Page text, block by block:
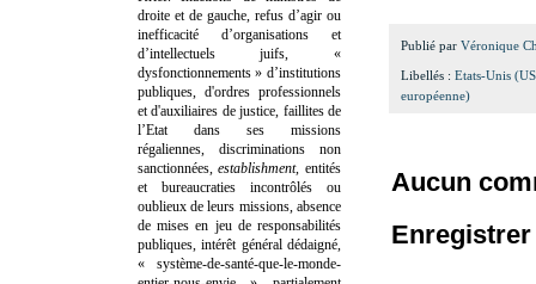
Publié par Véronique
Libellés : Etats-Unis
européenne)
Aucun
droite et de gauche, refus d’agir ou
inefficacité d’organisations et
d’intellectuels juifs, «
dysfonctionnements » d’institutions
publiques, d'ordres professionnels
et d'auxiliaires de justice, faillites de
l’Etat dans ses missions
régaliennes, discriminations non
sanctionnées,establishment, entités
et bureaucraties incontrôlés ou
oublieux de leurs missions, absence
de mises en jeu de responsabilités
publiques, intérêt général dédaigné,
« système-de-santé-que-le-monde-